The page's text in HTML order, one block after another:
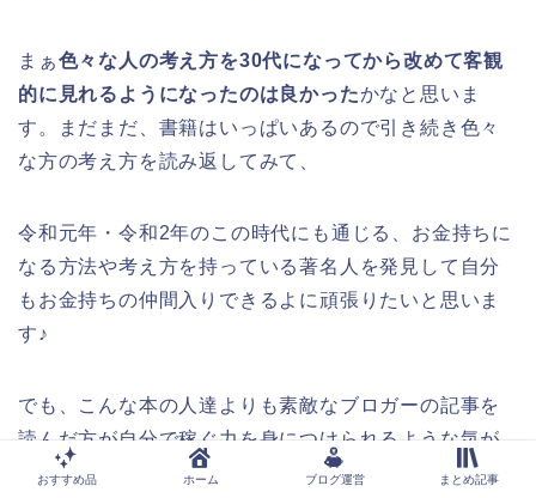
まぁ色々な人の考え方を30代になってから改めて客観
的に見れるようになったのは良かったかなと思いま
す。まだまだ、書籍はいっぱいあるので引き続き色々
な方の考え方を読み返してみて、
令和元年・令和2年のこの時代にも通じる、お金持ちに
なる方法や考え方を持っている著名人を発見して自分
もお金持ちの仲間入りできるよに頑張りたいと思いま
す♪
でも、こんな本の人達よりも素敵なブロガーの記事を
読んだ方が自分で稼ぐ力を身につけられるような気が
するな～。
おすすめ品 ホーム ブログ運営 まとめ記事